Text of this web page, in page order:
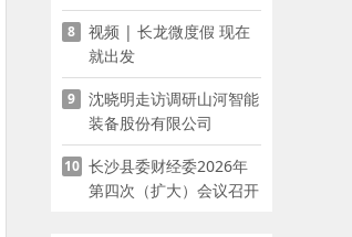
华启幕
8
视频 | 长龙微度假 现在
就出发
9
沈晓明走访调研山河智能
装备股份有限公司
10 长沙县委财经委2026年
第四次（扩大）会议召开